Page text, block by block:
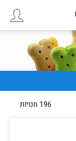
196 חנויות